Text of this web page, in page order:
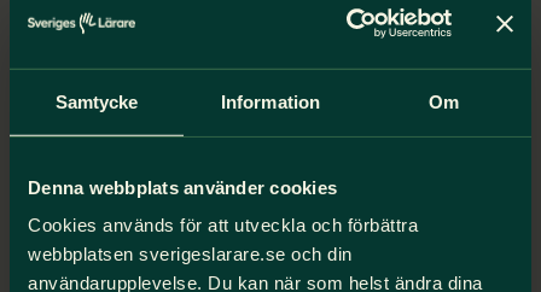
Samtycke Information Om
Denna webbplats använder cookies
Cookies används för att utveckla och förbättra
webbplatsen sverigeslarare.se och din
användarupplevelse. Du kan när som helst ändra dina
Grattis – du har rabatt!